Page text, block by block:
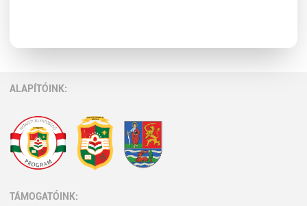
ALAPÍTÓINK:
TÁMOGATÓINK: